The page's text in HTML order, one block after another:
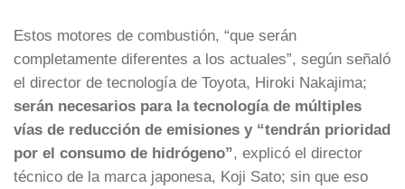
Estos motores de combustión, “que serán
completamente diferentes a los actuales”, según señaló
el director de tecnología de Toyota, Hiroki Nakajima;
serán necesarios para la tecnología de múltiples
vías de reducción de emisiones y “tendrán prioridad
por el consumo de hidrógeno”, explicó el director
técnico de la marca japonesa, Koji Sato; sin que eso